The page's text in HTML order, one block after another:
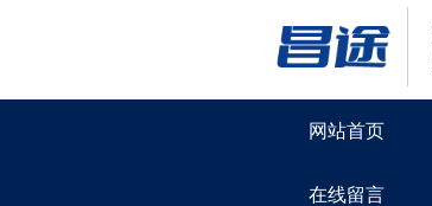
网站首页
在线留言